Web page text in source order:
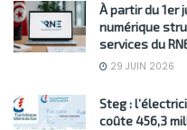
À partir du 1er
numérique
services du
29 JUIN 2026
Steg :
coûte 456,3